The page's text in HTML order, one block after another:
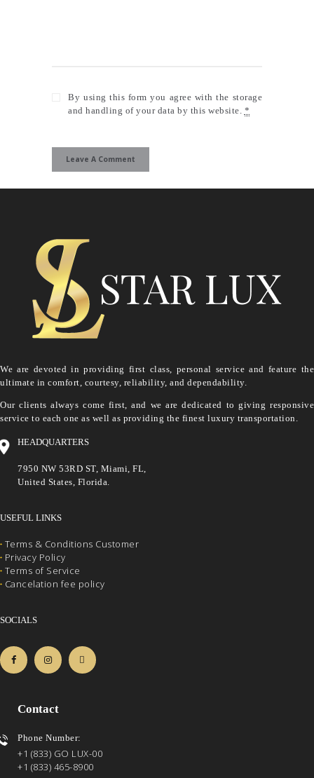
By using this form you agree with the storage
and handling of your data by this website. *
We are devoted in providing first class, personal service and feature the
ultimate in comfort, courtesy, reliability, and dependability.
Our clients always come first, and we are dedicated to giving responsive
service to each one as well as providing the finest luxury transportation.
HEADQUARTERS
7950 NW 53RD ST, Miami, FL,
United States, Florida.
USEFUL LINKS
Terms & Conditions Customer
Privacy Policy
Terms of Service
Cancelation fee policy
SOCIALS
Contact
Phone Number:
+1 (833) GO LUX-00
+1 (833) 465-8900